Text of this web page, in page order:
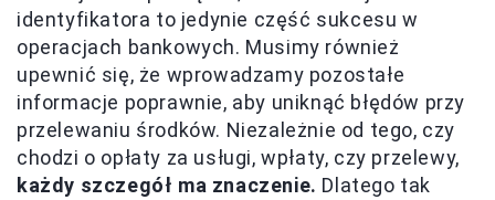
identyfikatora to jedynie część sukcesu w
operacjach bankowych. Musimy również
upewnić się, że wprowadzamy pozostałe
informacje poprawnie, aby uniknąć błędów przy
przelewaniu środków. Niezależnie od tego, czy
chodzi o opłaty za usługi, wpłaty, czy przelewy,
każdy szczegół ma znaczenie. Dlatego tak